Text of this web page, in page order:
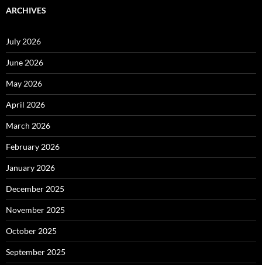
ARCHIVES
July 2026
June 2026
May 2026
April 2026
March 2026
February 2026
January 2026
December 2025
November 2025
October 2025
September 2025